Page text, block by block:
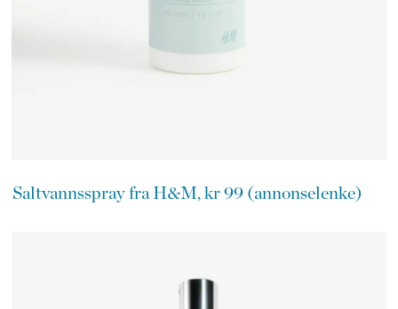
Saltvannsspray fra H&M, kr 99 (annonselenke)